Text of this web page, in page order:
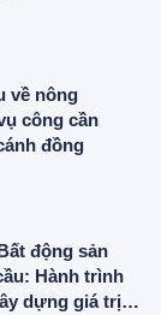
về nông
công cần
đồng
động sản
Hành trình
dựng giá trị